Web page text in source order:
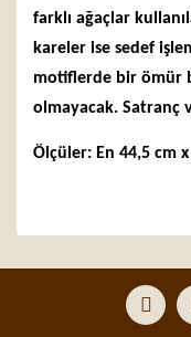
farklı ağaçlar
kareler ise sedef
motiflerde bir ömür
olmayacak. Satranç
Ölçüler: En 44,5 cm
formunu kullanarak
Görüş ve